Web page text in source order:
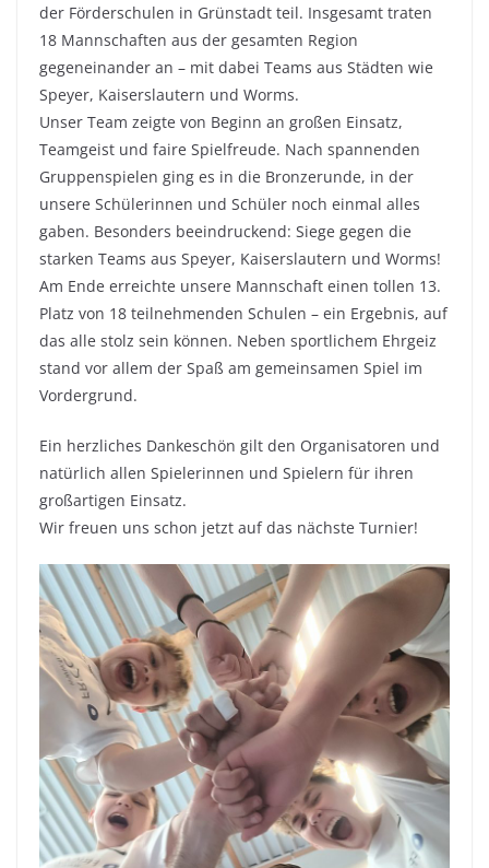
der Förderschulen in Grünstadt teil. Insgesamt traten
18 Mannschaften aus der gesamten Region
gegeneinander an – mit dabei Teams aus Städten wie
Speyer, Kaiserslautern und Worms.
Unser Team zeigte von Beginn an großen Einsatz,
Teamgeist und faire Spielfreude. Nach spannenden
Gruppenspielen ging es in die Bronzerunde, in der
unsere Schülerinnen und Schüler noch einmal alles
gaben. Besonders beeindruckend: Siege gegen die
starken Teams aus Speyer, Kaiserslautern und Worms!
Am Ende erreichte unsere Mannschaft einen tollen 13.
Platz von 18 teilnehmenden Schulen – ein Ergebnis, auf
das alle stolz sein können. Neben sportlichem Ehrgeiz
stand vor allem der Spaß am gemeinsamen Spiel im
Vordergrund.
Ein herzliches Dankeschön gilt den Organisatoren und
natürlich allen Spielerinnen und Spielern für ihren
großartigen Einsatz.
Wir freuen uns schon jetzt auf das nächste Turnier!